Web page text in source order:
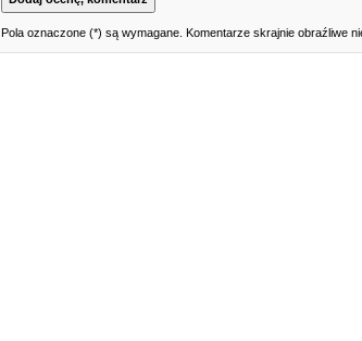
Pola oznaczone (*) są wymagane. Komentarze skrajnie obraźliwe